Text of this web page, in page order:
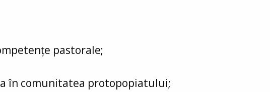
pastorale;
în comunitatea protopopiatului;